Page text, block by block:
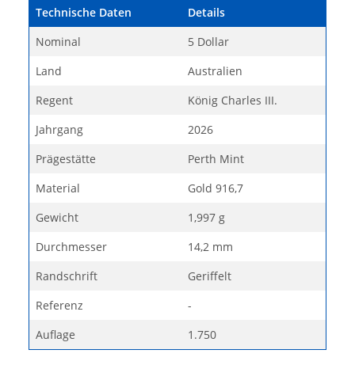
Technische Daten
Details
Nominal
5 Dollar
Land
Australien
Regent
König Charles III.
Jahrgang
2026
Prägestätte
Perth Mint
Material
Gold 916,7
Gewicht
1,997 g
Durchmesser
14,2 mm
Randschrift
Geriffelt
Referenz
-
Auflage
1.750